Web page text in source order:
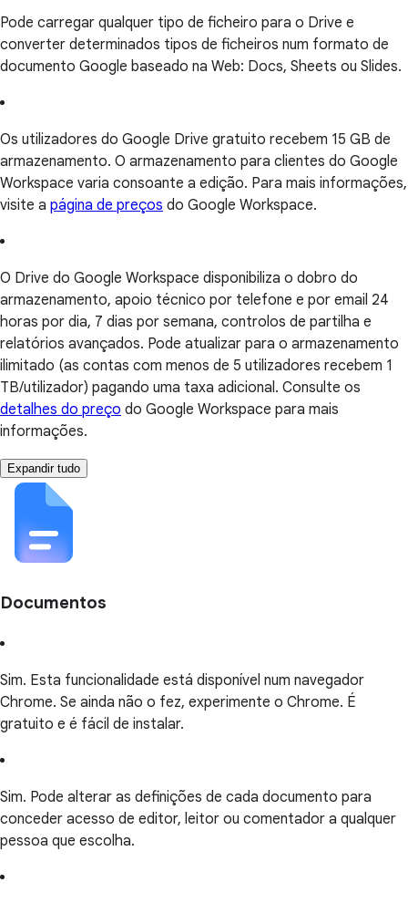
Pode carregar qualquer tipo de ficheiro para o Drive e
converter determinados tipos de ficheiros num formato de
documento Google baseado na Web: Docs, Sheets ou Slides.
Os utilizadores do Google Drive gratuito recebem 15 GB de
armazenamento. O armazenamento para clientes do Google
Workspace varia consoante a edição. Para mais informações,
visite a página de preços do Google Workspace.
O Drive do Google Workspace disponibiliza o dobro do
armazenamento, apoio técnico por telefone e por email 24
horas por dia, 7 dias por semana, controlos de partilha e
relatórios avançados. Pode atualizar para o armazenamento
ilimitado (as contas com menos de 5 utilizadores recebem 1
TB/utilizador) pagando uma taxa adicional. Consulte os
detalhes do preço do Google Workspace para mais
informações.
Expandir tudo
Documentos
Sim. Esta funcionalidade está disponível num navegador
Chrome. Se ainda não o fez, experimente o Chrome. É
gratuito e é fácil de instalar.
Sim. Pode alterar as definições de cada documento para
conceder acesso de editor, leitor ou comentador a qualquer
pessoa que escolha.